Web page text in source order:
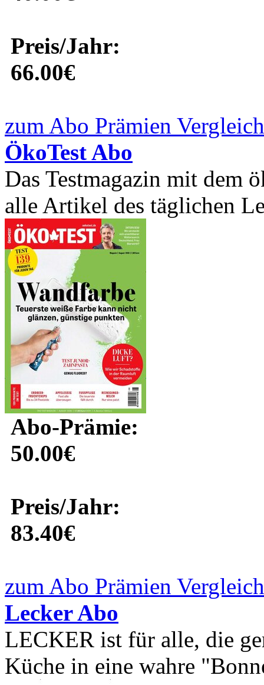
Preis/Jahr:
66.00€
zum Abo Prämien
ÖkoTest Abo
Das Testmagazin mit dem
alle Artikel des täglichen
Abo-Prämie:
50.00€
Preis/Jahr:
83.40€
zum Abo Prämien
Lecker Abo
LECKER ist für alle, die
Küche in eine wahre